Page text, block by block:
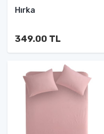
Hırka
349.00 TL